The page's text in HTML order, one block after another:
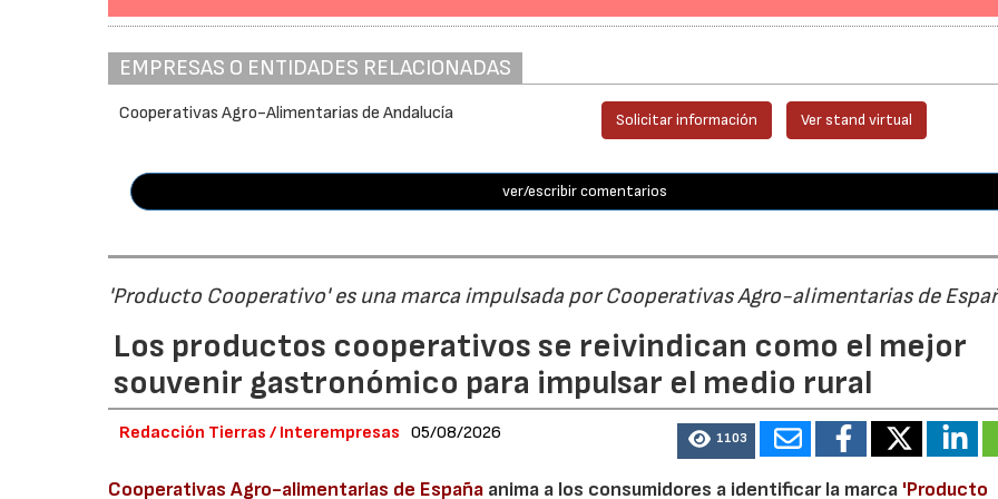
EMPRESAS O ENTIDADES RELACIONADAS
Cooperativas Agro-Alimentarias de Andalucía Solicitar información Ver stand virtual
ver/escribir comentarios
'Producto Cooperativo' es una marca impulsada por Cooperativas Agro-alimentarias de
Los productos cooperativos se reivindican como el mejor
souvenir gastronómico para impulsar el medio rural
Redacción Tierras / Interempresas 05/08/2026 1103
Cooperativas Agro-alimentarias de España anima a los consumidores a identificar la marca 'Producto